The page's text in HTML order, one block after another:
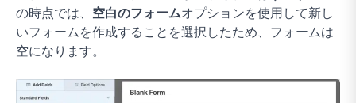
の時点では、 空白のフォームオプションを使用して新し
いフォームを作成することを選択したため、フォームは
空になります。